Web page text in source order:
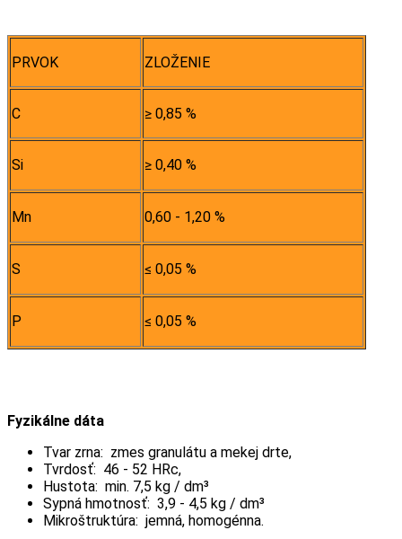
PRVOK ZLOŽENIE
C ≥ 0,85 %
Si ≥ 0,40 %
Mn 0,60 - 1,20 %
S ≤ 0,05 %
P ≤ 0,05 %
Fyzikálne dáta
Tvar zrna: zmes granulátu a mekej drte,
Tvrdosť: 46 - 52 HRc,
Hustota: min. 7,5 kg / dm³
Sypná hmotnosť: 3,9 - 4,5 kg / dm³
Mikroštruktúra: jemná, homogénna.